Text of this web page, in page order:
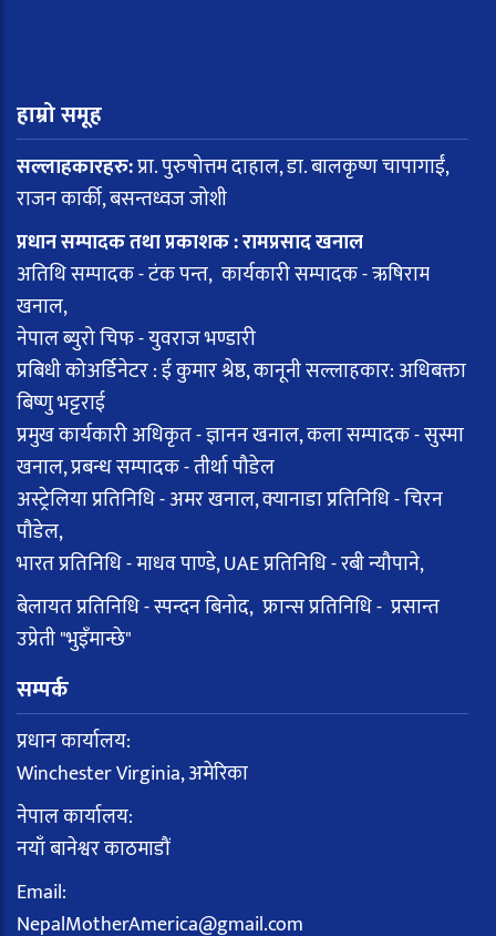
हाम्रो समूह
सल्लाहकारहरु:प्रा. पुरुषोत्तम दाहाल, डा. बालकृष्ण चापागाईं,
राजन कार्की, बसन्तध्वज जोशी
प्रधान सम्पादक तथा प्रकाशक : रामप्रसाद खनाल
अतिथि सम्पादक - टंक पन्त, कार्यकारी सम्पादक - ऋषिराम
खनाल,
नेपाल ब्युरो चिफ - युवराज भण्डारी
प्रबिधी कोअर्डिनेटर : ई कुमार श्रेष्ठ, कानूनी सल्लाहकार: अधिबक्ता
बिष्णु भट्टराई
प्रमुख कार्यकारी अधिकृत - ज्ञानन खनाल, कला सम्पादक - सुस्मा
खनाल, प्रबन्ध सम्पादक - तीर्था पौडेल
अस्ट्रेलिया प्रतिनिधि - अमर खनाल, क्यानाडा प्रतिनिधि - चिरन
पौडेल,
भारत प्रतिनिधि - माधव पाण्डे, UAE प्रतिनिधि - रबी न्यौपाने,
बेलायत प्रतिनिधि - स्पन्दन बिनोद, फ्रान्स प्रतिनिधि - प्रसान्त
उप्रेती "भुइँमान्छे"
सम्पर्क
प्रधान कार्यालय:
Winchester Virginia, अमेरिका
नेपाल कार्यालय:
नयाँ बानेश्वर काठमाडौं
Email:
NepalMotherAmerica@gmail.com